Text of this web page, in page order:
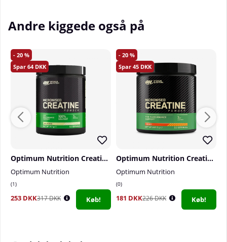
Andre kiggede også på
20
64
Optimum Nutrition Creatine Powder, 317 g
Optimum Nutrition
1
253 DKK317 DKK Køb!
20
45
Optimum Nutrition Creatine Powder, 247,5 g
Optimum Nutrition
0
181 DKK226 DKK Køb!